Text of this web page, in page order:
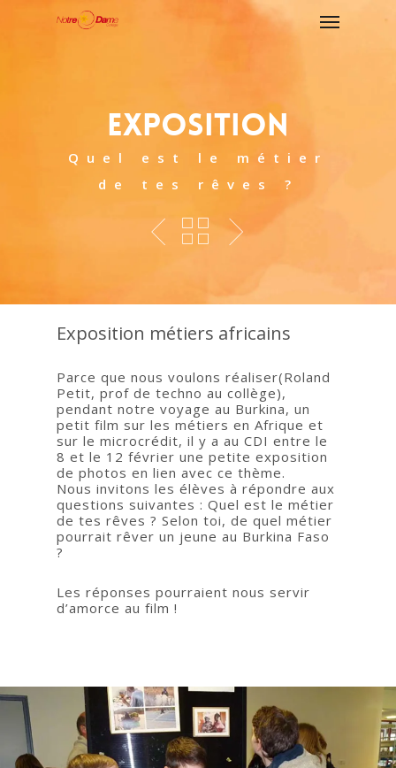
Exposition
Quel est le métier
de tes rêves ?
Exposition métiers africains
Parce que nous voulons réaliser(Roland
Petit, prof de techno au collège),
pendant notre voyage au Burkina, un
petit film sur les métiers en Afrique et
sur le microcrédit, il y a au CDI entre le
8 et le 12 février une petite exposition
de photos en lien avec ce thème.
Nous invitons les élèves à répondre aux
questions suivantes : Quel est le métier
de tes rêves ? Selon toi, de quel métier
pourrait rêver un jeune au Burkina Faso
?
Les réponses pourraient nous servir
d’amorce au film !